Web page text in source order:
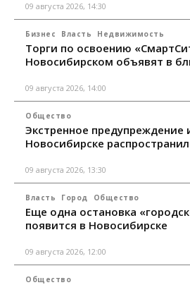
09 августа 2026, 14:30
Бизнес Власть Недвижимость
Торги по освоению
Новосибирском объявят в
09 августа 2026, 14:00
Общество
Экстренное предупреждение
Новосибирске
09 августа 2026, 13:30
Власть Город Общество
Еще одна остановка
появится в Новосибирске
09 августа 2026, 12:00
Общество